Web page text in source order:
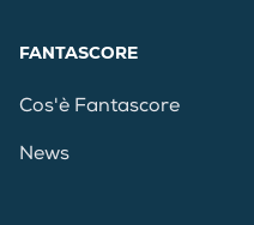
FANTASCORE
Cos'è Fantascore
News